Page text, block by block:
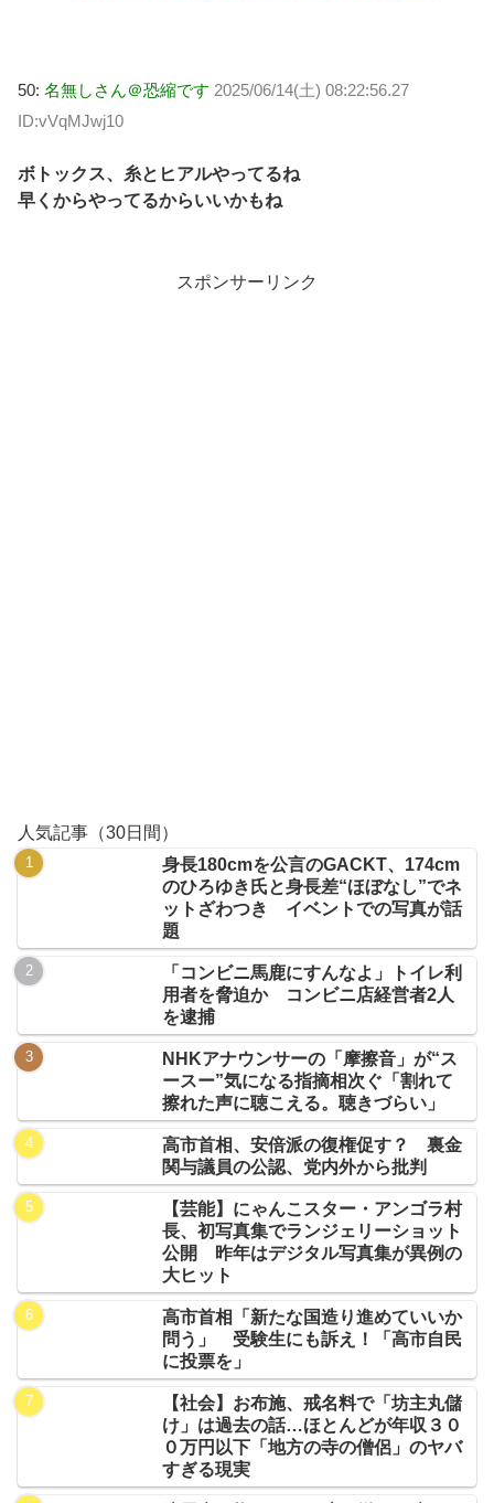
50: 名無しさん＠恐縮です 2025/06/14(土) 08:22:56.27
ID:vVqMJwj10
ボトックス、糸とヒアルやってるね
早くからやってるからいいかもね
スポンサーリンク
人気記事（30日間）
身長180cmを公言のGACKT、174cm
のひろゆき氏と身長差“ほぼなし”でネ
ットざわつき イベントでの写真が話
題
「コンビニ馬鹿にすんなよ」トイレ利
用者を脅迫か コンビニ店経営者2人
を逮捕
NHKアナウンサーの「摩擦音」が“ス
ースー”気になる指摘相次ぐ「割れて
擦れた声に聴こえる。聴きづらい」
高市首相、安倍派の復権促す？ 裏金
関与議員の公認、党内外から批判
【芸能】にゃんこスター・アンゴラ村
長、初写真集でランジェリーショット
公開 昨年はデジタル写真集が異例の
大ヒット
高市首相「新たな国造り進めていいか
問う」 受験生にも訴え！「高市自民
に投票を」
【社会】お布施、戒名料で「坊主丸儲
け」は過去の話…ほとんどが年収３０
０万円以下「地方の寺の僧侶」のヤバ
すぎる現実